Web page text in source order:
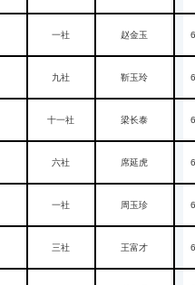
一社 赵金玉
九社 靳玉玲
十一社 梁长泰
六社 席延虎
一社 周玉珍
三社 王富才